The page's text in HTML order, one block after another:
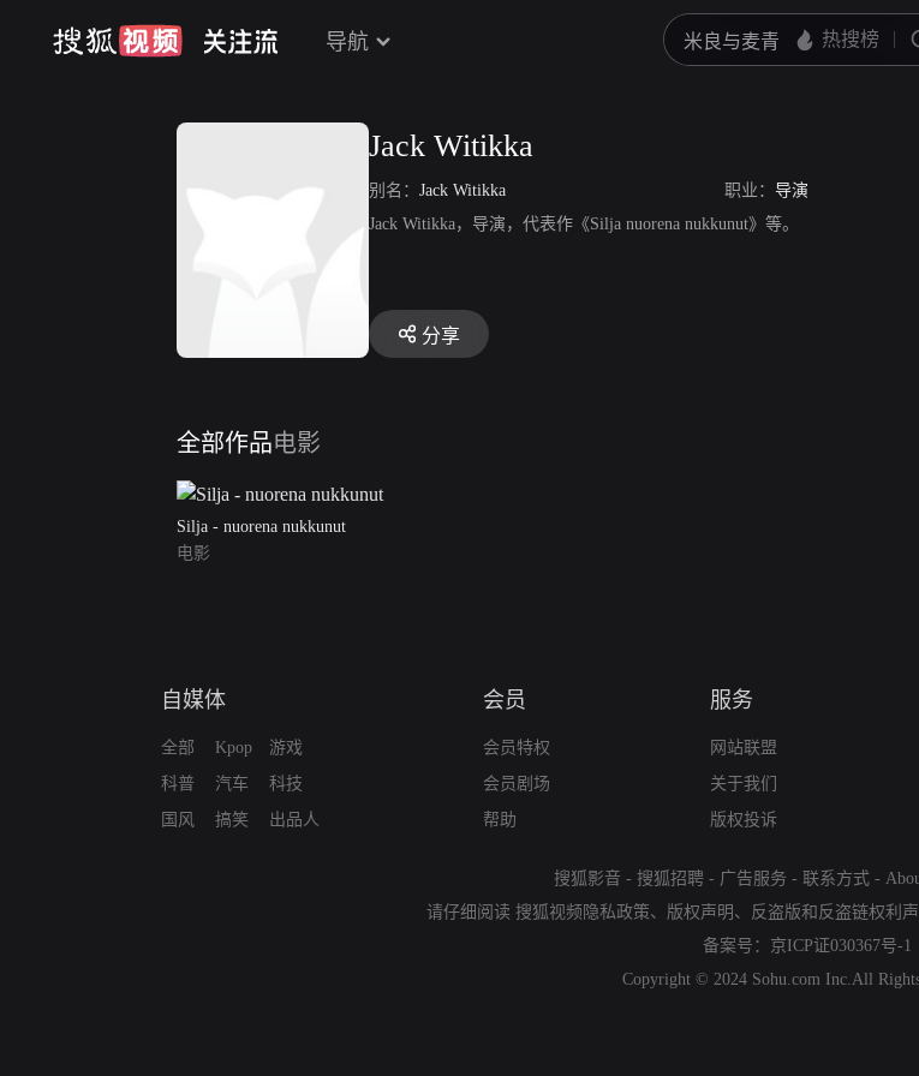
导航
Jack Witikka
别名： Jack Witikka 职业： 导演
Jack Witikka，导演，代表作《Silja nuorena nukkunut》等。
分享
全部作品电影
Silja - nuorena nukkunut
电影
自媒体
全部
科普
国风
Kpop
汽车
搞笑
游戏
科技
出品人
会员
会员特权
会员剧场
帮助
服务
网站联盟
关于我们
版权投诉
搜狐影音 - 搜狐招聘 - 广告服务 - 联系方式 -
请仔细阅读 搜狐视频隐私政策、 版权声明 、 反盗版和反盗链权利
备案号： 京ICP证030367号-1
Copyright © 2024 Sohu.com Inc.All